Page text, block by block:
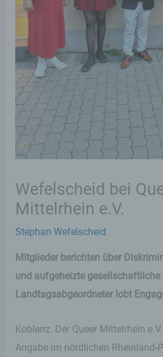
Wefelscheid bei
Mittelrhein e.V.
Stephan Wefelscheid
Mitglieder berichten über
und aufgeheizte
Landtagsabgeordneter lobt
Koblenz. Der Queer Mittelrhein
Angabe im nördlichen Rheinland-